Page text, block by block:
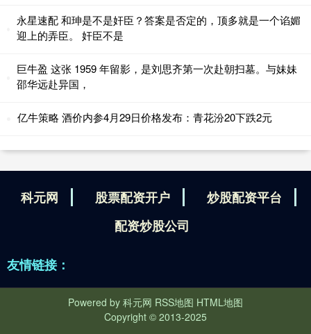
永星速配 和珅是不是奸臣？答案是否定的，顶多就是一个谄媚
迎上的弄臣。 奸臣不是
巨牛盈 这张 1959 年留影，是刘思齐第一次赴朝扫墓。与妹妹
邵华远赴异国，
亿牛策略 酒价内参4月29日价格发布：青花汾20下跌2元
科元网 股票配资开户
炒股配资平台
配资炒股公司
友情链接：
Powered by 科元网 RSS地图 HTML地图
Copyright © 2013-2025